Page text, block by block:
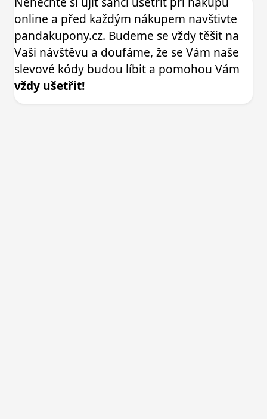
online a před každým nákupem navštivte
pandakupony.cz. Budeme se vždy těšit na
Vaši návštěvu a doufáme, že se Vám naše
slevové kódy budou líbit a pomohou Vám
vždy ušetřit!